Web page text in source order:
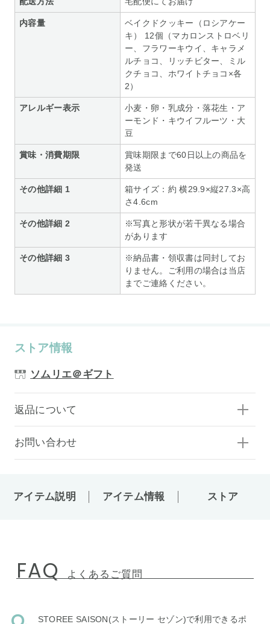
内容量
ベイクドクッキー（ロシアケー
キ） 12個（マカロンストロベリ
ー、フラワーキウイ、キャラメ
ルチョコ、リッチビター、ミル
クチョコ、ホワイトチョコ×各
2）
アレルギー表示
小麦・卵・乳成分・落花生・ア
ーモンド・キウイフルーツ・大
豆
賞味・消費期限
賞味期限まで60日以上の商品を
発送
その他詳細 1
箱サイズ：約 横29.9×縦27.3×高
さ4.6cm
その他詳細 2
※写真と形状が若干異なる場合
があります
その他詳細 3
※納品書・領収書は同封してお
りません。ご利用の場合は当店
までご連絡ください。
ストア情報
ソムリエ＠ギフト
返品について
お問い合わせ
アイテム説明 アイテム情報 ストア
FAQ よくあるご質問
STOREE SAISON(ストーリー セゾン)で利用できるポ